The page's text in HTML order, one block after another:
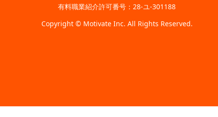
有料職業紹介許可番号：28-ユ-301188
Copyright © Motivate Inc. All Rights Reserved.